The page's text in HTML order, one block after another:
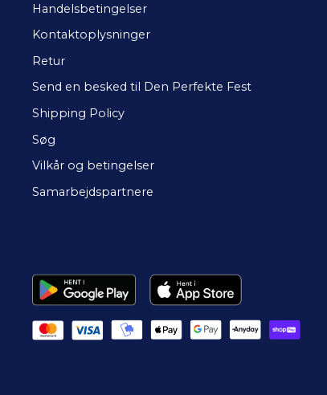
Handelsbetingelser
Kontaktoplysninger
Retur
Send en besked til Den Perfekte Fest
Shipping Policy
Søg
Vilkår og betingelser
Samarbejdspartnere